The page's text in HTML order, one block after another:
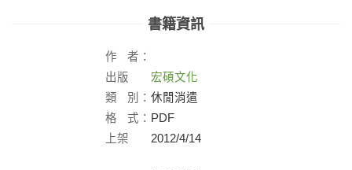
書籍資訊
作
者：
出版
社：
宏碩文化
類
別： 休閒消遣
格
式： PDF
上架
2012/4/14